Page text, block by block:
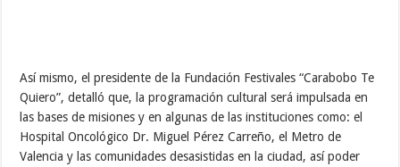
Así mismo, el presidente de la Fundación Festivales “Carabobo Te
Quiero”, detalló que, la programación cultural será impulsada en
las bases de misiones y en algunas de las instituciones como: el
Hospital Oncológico Dr. Miguel Pérez Carreño, el Metro de
Valencia y las comunidades desasistidas en la ciudad, así poder